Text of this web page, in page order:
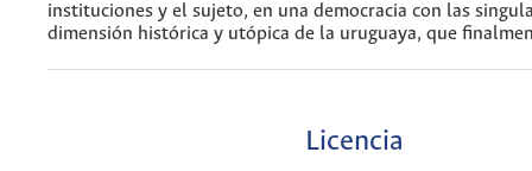
instituciones y el sujeto, en una democracia con las
dimensión histórica y utópica de la uruguaya, que
Licencia